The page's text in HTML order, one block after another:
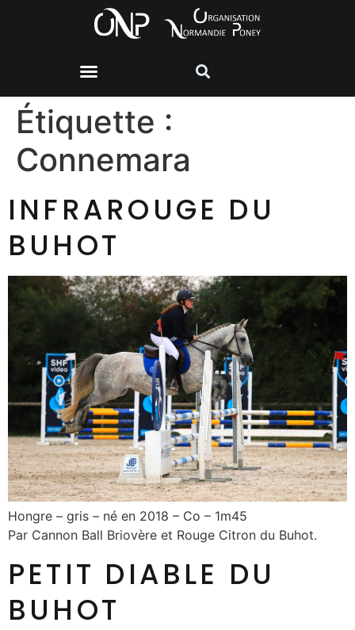
Étiquette :
Connemara
INFRAROUGE DU
BUHOT
Hongre – gris – né en 2018 – Co – 1m45
Par Cannon Ball Briovère et Rouge Citron du Buhot.
PETIT DIABLE DU
BUHOT